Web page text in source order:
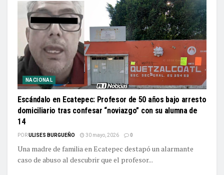
NACIONAL
Escándalo en Ecatepec: Profesor de 50 años bajo arresto
domiciliario tras confesar “noviazgo” con su alumna de
14
PORULISES BURGUEÑO 30 mayo, 2026 0
Una madre de familia en Ecatepec destapó un alarmante
caso de abuso al descubrir que el profesor...